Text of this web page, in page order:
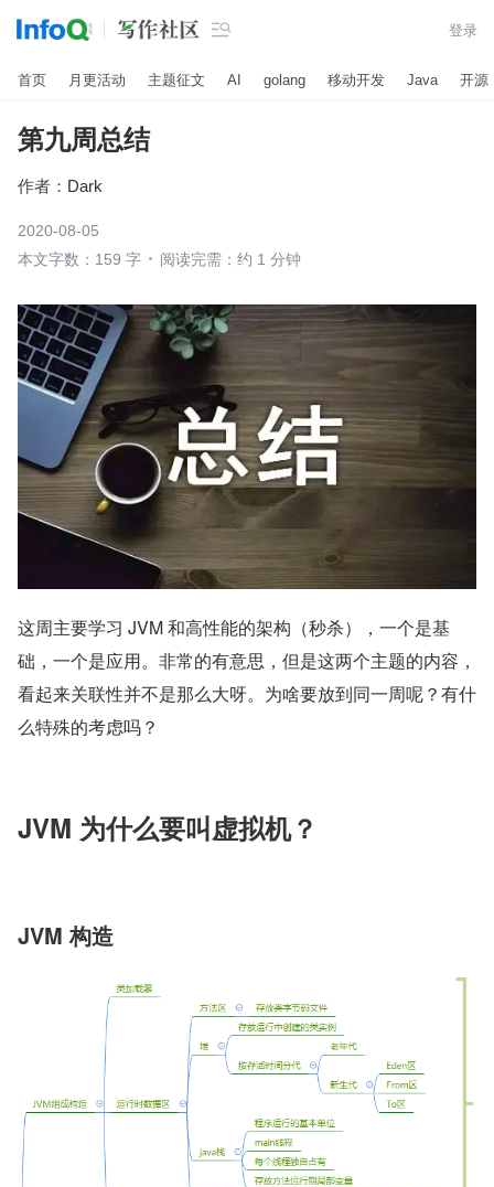
 登录
首页 月更活动 主题征文 AI golang 移动开发 Java 开源
第九周总结
作者： Dark
2020-08-05
本文字数：159 字
阅读完需：约 1 分钟
这周主要学习 JVM 和高性能的架构（秒杀），一个是基
础，一个是应用。非常的有意思，但是这两个主题的内容，
看起来关联性并不是那么大呀。为啥要放到同一周呢？有什
么特殊的考虑吗？
JVM 为什么要叫虚拟机？
JVM 构造